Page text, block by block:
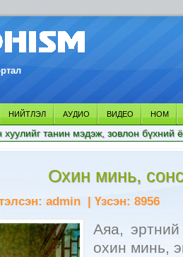
НИЙТЛЭЛ АУДИО ВИДЕО НОМ
танин мэдэж, зовлон бүхний
Охин минь,
admin | Үзсэн: 8956
Аяа,
охин минь,